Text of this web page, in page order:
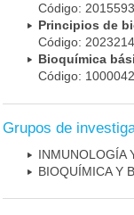
Código:
Principios de
Código:
Bioquímica
Código:
Grupos de
INMUNOLOGÍA
BIOQUÍMICA Y